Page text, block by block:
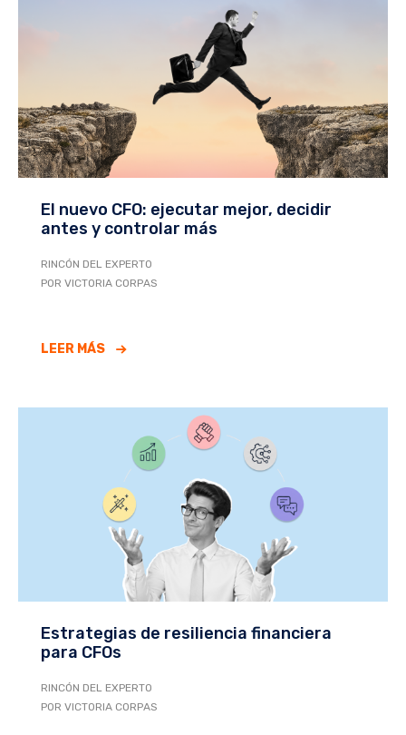
El nuevo CFO: ejecutar mejor, decidir
antes y controlar más
RINCÓN DEL EXPERTO
POR VICTORIA CORPAS
LEER MÁS
Estrategias de resiliencia financiera
para CFOs
RINCÓN DEL EXPERTO
POR VICTORIA CORPAS